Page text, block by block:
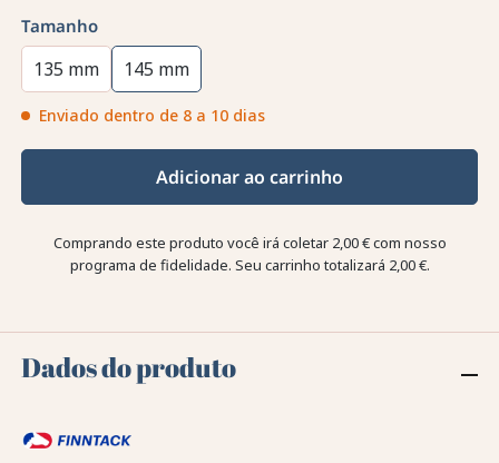
Tamanho
135 mm 145 mm
Enviado dentro de 8 a 10 dias
Adicionar ao carrinho
Comprando este produto você irá coletar 2,00 €com nosso
programa de fidelidade. Seu carrinho totalizará 2,00 €.
Dados do produto